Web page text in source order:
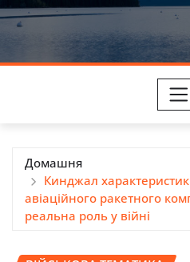
Домашня
Кинджал
авіаційного ракетного
реальна роль у війні